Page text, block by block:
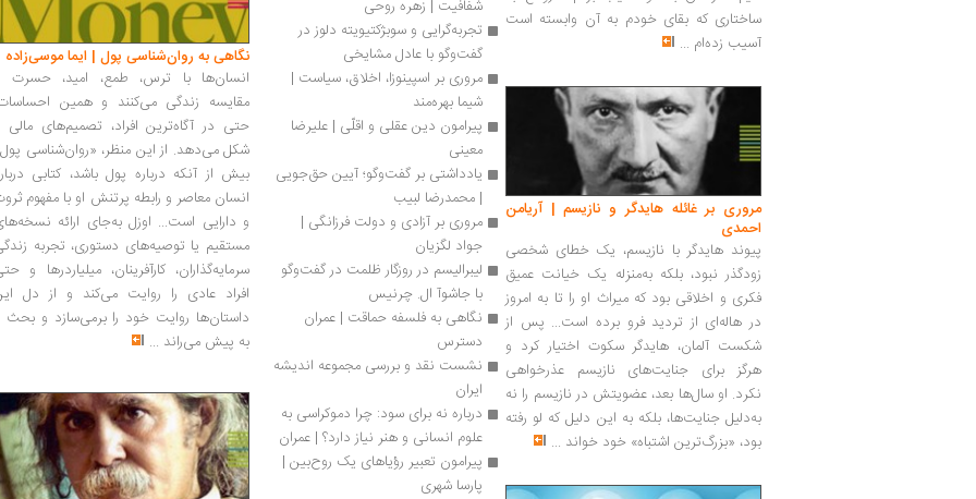
ساختاری که بقای خودم به آن وابسته است
آسیب زده‌ام ...
مروری بر غائله هایدگر و نازیسم | آریامن
احمدی
پیوند هایدگر با نازیسم، یک خطای شخصی
زودگذر نبود، بلکه به‌منزله‌ یک خیانت عمیق
فکری و اخلاقی بود که میراث او را تا به امروز
در هاله‌ای از تردید فرو برده است... پس از
شکست آلمان، هایدگر سکوت اختیار کرد و
هرگز برای جنایت‌های نازیسم عذرخواهی
نکرد. او سال‌ها بعد، عضویتش در نازیسم را نه
به‌دلیل جنایت‌ها، بلکه به این دلیل که لو رفته
بود، «بزرگ‌ترین اشتباه» خود خواند ...
شفافیت | زهره روحی
گفت‌وگو با عادل مشایخی
شیما بهره‌مند
معینی
| محمدرضا لبیب
جواد لگزیان
با جاشوآ ال. چرنیس
دسترس
ایران
دسترس
پارسا شهری
نگاهی به روان‌شناسی پول | ایما موسی‌زاده
انسان‌ها با ترس، طمع، امید، حسرت
مقایسه زندگی می‌کنند و همین
حتی در آگاه‌ترین افراد، تصمیم‌های مالی
شکل می‌دهد. از این منظر، «روان‌شناسی
بیش از آنکه درباره پول باشد، کتابی
انسان معاصر و رابطه پرتنش او با مفهوم
و دارایی است... اوزل به‌جای ارائه
مستقیم یا توصیه‌های دستوری، تجربه
سرمایه‌گذاران، کارآفرینان، میلیاردرها و
افراد عادی را روایت می‌کند و از دل
داستان‌ها روایت خود را برمی‌سازد و بحث
به پیش می‌راند ...